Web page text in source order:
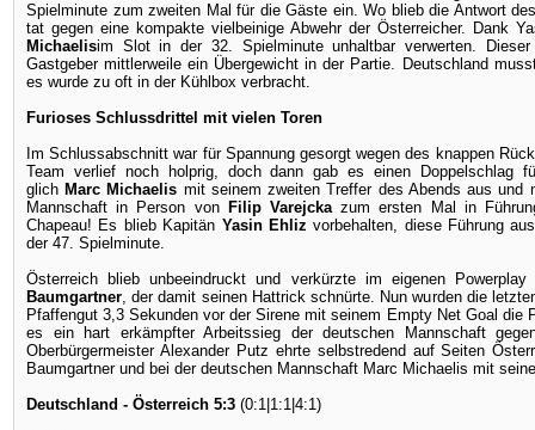
Spielminute zum zweiten Mal für die Gäste ein. Wo blieb die Antwort
tat gegen eine kompakte vielbeinige Abwehr der Österreicher. Dank
Michaelisim Slot in der 32. Spielminute unhaltbar verwerten.
Gastgeber mittlerweile ein Übergewicht in der Partie. Deutschland
es wurde zu oft in der Kühlbox verbracht.
Furioses Schlussdrittel mit vielen Toren
Im Schlussabschnitt war für Spannung gesorgt wegen des knappen
Team verlief noch holprig, doch dann gab es einen Doppelschlag
glich Marc Michaelis mit seinem zweiten Treffer des Abends aus und
Mannschaft in Person von Filip Varejckazum ersten Mal in
Chapeau! Es blieb Kapitän Yasin Ehliz vorbehalten, diese Führung
der 47. Spielminute.
Österreich blieb unbeeindruckt und verkürzte im eigenen
Baumgartner, der damit seinen Hattrick schnürte. Nun wurden die
Pfaffengut 3,3 Sekunden vor der Sirene mit seinem Empty Net Goal die
es ein hart erkämpfter Arbeitssieg der deutschen Mannschaft
Oberbürgermeister Alexander Putz ehrte selbstredend auf Seiten
Baumgartner und bei der deutschen Mannschaft Marc Michaelis mit
Deutschland - Österreich 5:3 (0:1|1:1|4:1)